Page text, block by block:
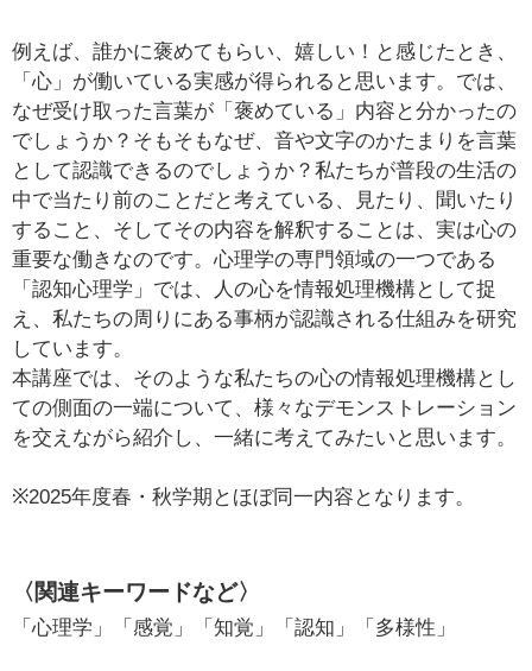
例えば、誰かに褒めてもらい、嬉しい！と感じたとき、
「心」が働いている実感が得られると思います。では、
なぜ受け取った言葉が「褒めている」内容と分かったの
でしょうか？そもそもなぜ、音や文字のかたまりを言葉
として認識できるのでしょうか？私たちが普段の生活の
中で当たり前のことだと考えている、見たり、聞いたり
すること、そしてその内容を解釈することは、実は心の
重要な働きなのです。心理学の専門領域の一つである
「認知心理学」では、人の心を情報処理機構として捉
え、私たちの周りにある事柄が認識される仕組みを研究
しています。
本講座では、そのような私たちの心の情報処理機構とし
ての側面の一端について、様々なデモンストレーション
を交えながら紹介し、一緒に考えてみたいと思います。
※2025年度春・秋学期とほぼ同一内容となります。
〈関連キーワードなど〉
「心理学」「感覚」「知覚」「認知」「多様性」